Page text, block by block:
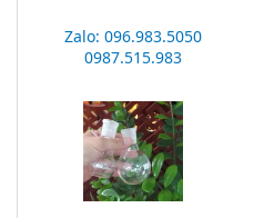
Zalo: 096.983.5050
0987.515.983